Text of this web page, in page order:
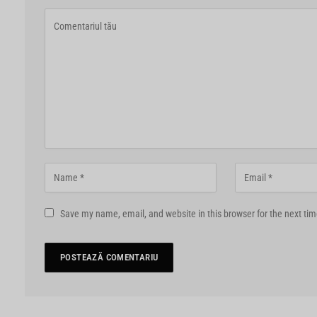
Save my name, email, and website in this browser for the next